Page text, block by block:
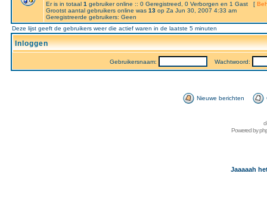
Er is in totaal 1 gebruiker online :: 0 Geregistreed, 0 Verborgen en 1 Gast [
Grootst aantal gebruikers online was 13 op Za Jun 30, 2007 4:33 am
Geregistreerde gebruikers: Geen
Deze lijst geeft de gebruikers weer die actief waren in de laatste 5 minuten
Inloggen
Gebruikersnaam: Wachtwoord:
Nieuwe berichten
Powered by
Jaaaaah